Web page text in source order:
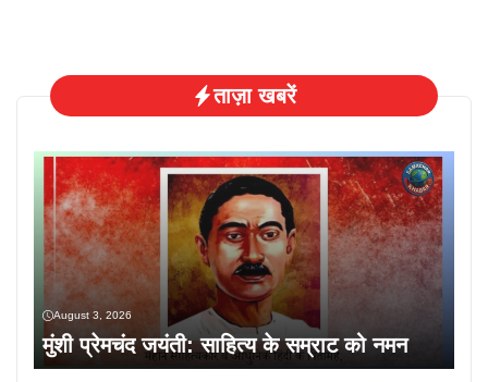
ताज़ा खबरें
August 3, 2026
मुंशी प्रेमचंद जयंती: साहित्य के सम्राट को नमन